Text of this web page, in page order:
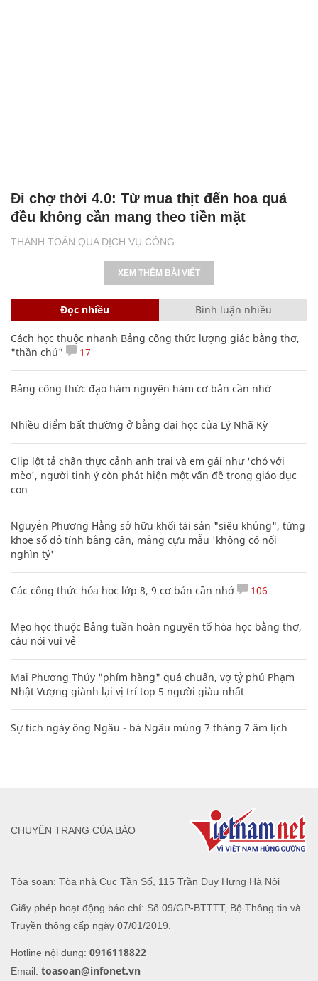
THANH TOÁN QUA DỊCH VỤ CÔNG
Đi chợ thời 4.0: Từ mua thịt đến hoa quả
đều không cần mang theo tiền mặt
XEM THÊM BÀI VIẾT
Đọc nhiều Bình luận nhiều
Cách học thuộc nhanh Bảng công thức lượng giác bằng thơ,
"thần chú"
17
Bảng công thức đạo hàm nguyên hàm cơ bản cần nhớ
Nhiều điểm bất thường ở bằng đại học của Lý Nhã Kỳ
Clip lột tả chân thực cảnh anh trai và em gái như 'chó với
mèo', người tinh ý còn phát hiện một vấn đề trong giáo dục
con
Nguyễn Phương Hằng sở hữu khối tài sản "siêu khủng", từng
khoe sổ đỏ tính bằng cân, mắng cựu mẫu 'không có nổi
nghìn tỷ'
Các công thức hóa học lớp 8, 9 cơ bản cần nhớ 106
Mẹo học thuộc Bảng tuần hoàn nguyên tố hóa học bằng thơ,
câu nói vui vẻ
Mai Phương Thúy "phím hàng" quá chuẩn, vợ tỷ phú Phạm
Nhật Vượng giành lại vị trí top 5 người giàu nhất
Sự tích ngày ông Ngâu - bà Ngâu mùng 7 tháng 7 âm lịch
Tòa soạn: Tòa nhà Cục Tần Số, 115 Trần Duy Hưng Hà Nội
Giấy phép hoạt động báo chí: Số 09/GP-BTTTT, Bộ Thông tin và
Truyền thông cấp ngày 07/01/2019.
Hotline nội dung: 0916118822
Email: toasoan@infonet.vn
CHUYÊN TRANG CỦA BÁO